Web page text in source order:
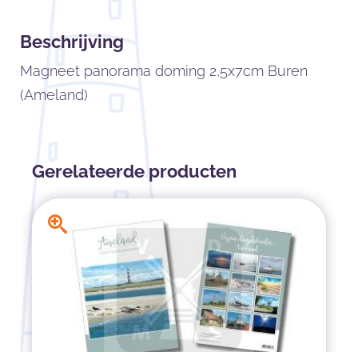
Beschrijving
Magneet panorama doming 2,5x7cm Buren
(Ameland)
Gerelateerde producten